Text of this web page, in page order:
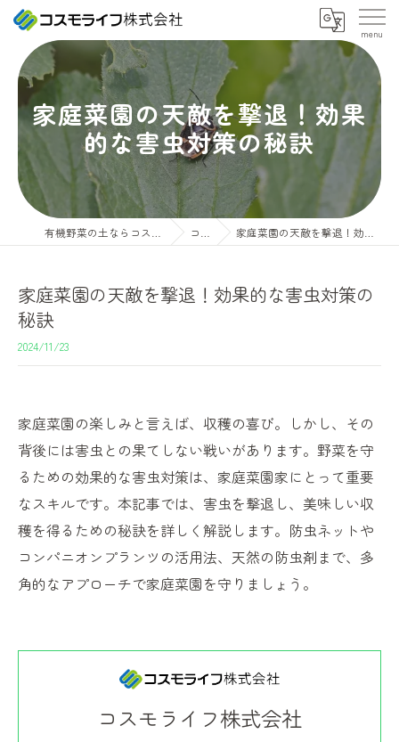
家庭菜園の天敵を撃退！効果
的な害虫対策の秘訣
コラム 家庭菜園の天敵を撃退！効果的な害虫対策の秘訣
家庭菜園の天敵を撃退！効果的な害虫対策の
秘訣
2024/11/23
家庭菜園の楽しみと言えば、収穫の喜び。しかし、その
背後には害虫との果てしない戦いがあります。野菜を守
るための効果的な害虫対策は、家庭菜園家にとって重要
なスキルです。本記事では、害虫を撃退し、美味しい収
穫を得るための秘訣を詳しく解説します。防虫ネットや
コンパニオンプランツの活用法、天然の防虫剤まで、多
角的なアプローチで家庭菜園を守りましょう。
コスモライフ株式会社